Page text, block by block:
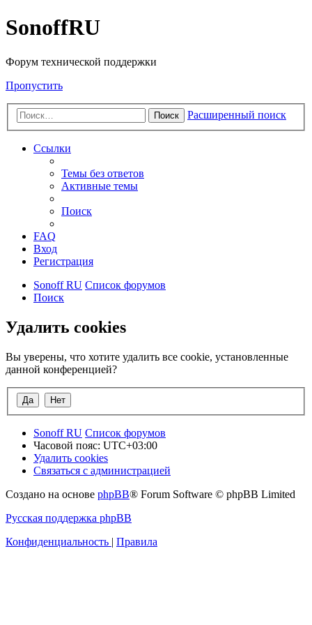
SonoffRU
Форум технической поддержки
Пропустить
Поиск Расширенный поиск
Ссылки
Темы без ответов
Активные темы
Поиск
FAQ
Вход
Регистрация
Sonoff RU Список форумов
Поиск
Удалить cookies
Вы уверены, что хотите удалить все cookie, установленные
данной конференцией?
Sonoff RU Список форумов
Часовой пояс: UTC+03:00
Удалить cookies
Связаться с администрацией
Создано на основе phpBB® Forum Software © phpBB Limited
Русская поддержка phpBB
Конфиденциальность | Правила